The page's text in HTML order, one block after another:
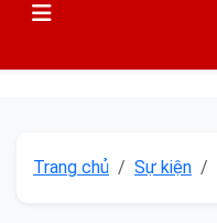
Trang chủ Sự kiện